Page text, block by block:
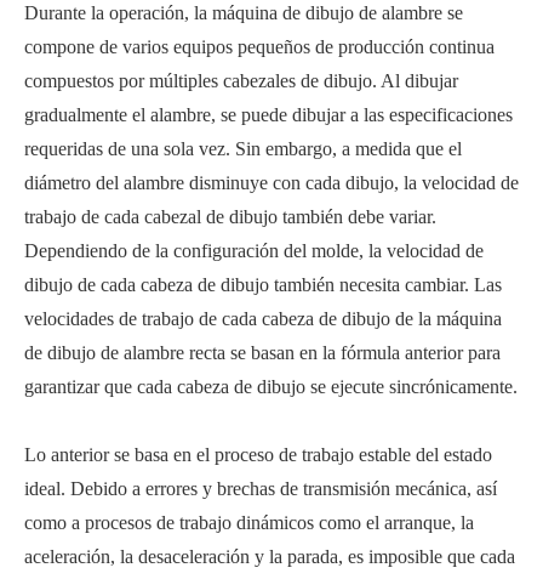
Durante la operación, la máquina de dibujo de alambre se
compone de varios equipos pequeños de producción continua
compuestos por múltiples cabezales de dibujo. Al dibujar
gradualmente el alambre, se puede dibujar a las especificaciones
requeridas de una sola vez. Sin embargo, a medida que el
diámetro del alambre disminuye con cada dibujo, la velocidad de
trabajo de cada cabezal de dibujo también debe variar.
Dependiendo de la configuración del molde, la velocidad de
dibujo de cada cabeza de dibujo también necesita cambiar. Las
velocidades de trabajo de cada cabeza de dibujo de la máquina
de dibujo de alambre recta se basan en la fórmula anterior para
garantizar que cada cabeza de dibujo se ejecute sincrónicamente.
Lo anterior se basa en el proceso de trabajo estable del estado
ideal. Debido a errores y brechas de transmisión mecánica, así
como a procesos de trabajo dinámicos como el arranque, la
aceleración, la desaceleración y la parada, es imposible que cada